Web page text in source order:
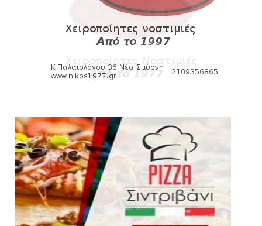
HEADLINES
Kυανέρυθρη και επίσημα η Πάτερου
August 04, 2026
SLIDE
Πανιώνια Εκπομπή: Έπεσε η αυλαία της
ΕΠΙΚΑΙΡΟΤΗΤΑ
LIVE η Πανιώνια Εκπομπή!
August 03, 2026